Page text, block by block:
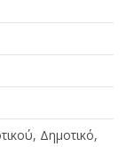
Δημοτικό,